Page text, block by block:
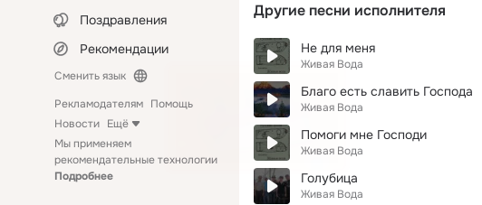
Поздравления
Рекомендации
Сменить язык
Рекламодателям Помощь
Новости Ещё
Мы применяем
рекомендательные технологии
Подробнее
Другие песни исполнителя
Не для меня
Живая Вода
Благо есть славить Господа
Живая Вода
Помоги мне Господи
Живая Вода
Голубица
Живая Вода